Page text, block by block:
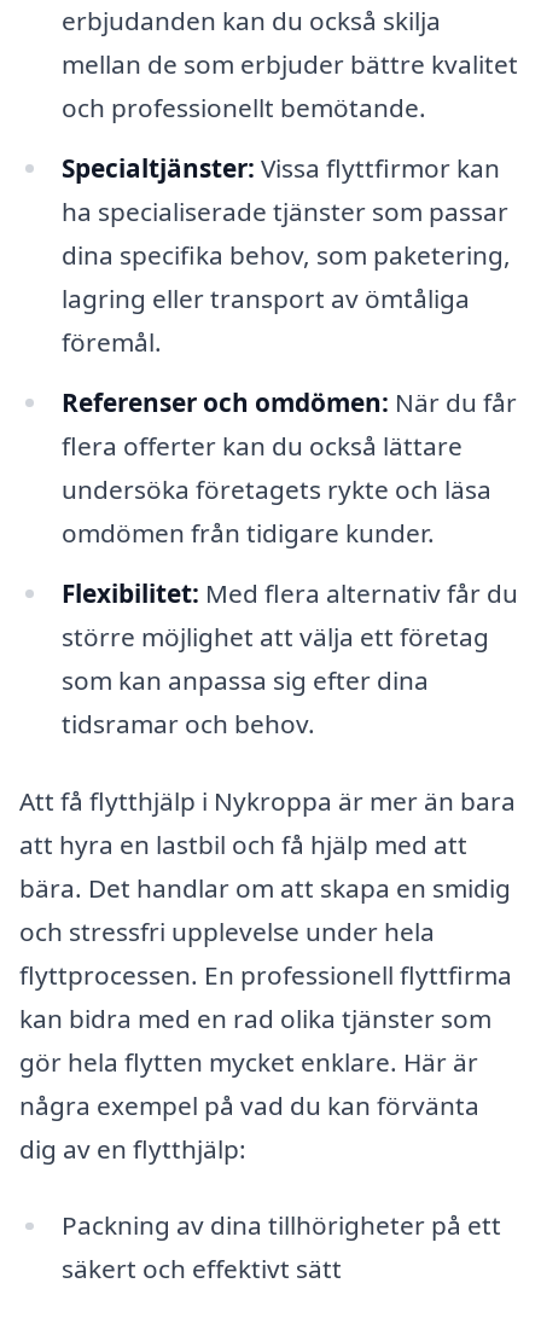
erbjudanden kan du också skilja
mellan de som erbjuder bättre kvalitet
och professionellt bemötande.
Specialtjänster: Vissa flyttfirmor kan
ha specialiserade tjänster som passar
dina specifika behov, som paketering,
lagring eller transport av ömtåliga
föremål.
Referenser och omdömen: När du får
flera offerter kan du också lättare
undersöka företagets rykte och läsa
omdömen från tidigare kunder.
Flexibilitet: Med flera alternativ får du
större möjlighet att välja ett företag
som kan anpassa sig efter dina
tidsramar och behov.
Att få flytthjälp i Nykroppa är mer än bara
att hyra en lastbil och få hjälp med att
bära. Det handlar om att skapa en smidig
och stressfri upplevelse under hela
flyttprocessen. En professionell flyttfirma
kan bidra med en rad olika tjänster som
gör hela flytten mycket enklare. Här är
några exempel på vad du kan förvänta
dig av en flytthjälp:
Packning av dina tillhörigheter på ett
säkert och effektivt sätt